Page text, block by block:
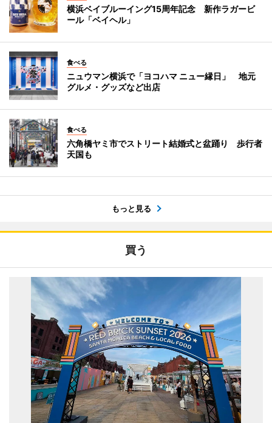
横浜ベイブルーイング15周年記念 新作ラガービ
ール「ベイヘル」
食べる
ニュウマン横浜で「ヨコハマ ニュー縁日」 地元
グルメ・グッズなど出店
食べる
六角橋ヤミ市でストリート結婚式と盆踊り 歩行者
天国も
もっと見る
買う